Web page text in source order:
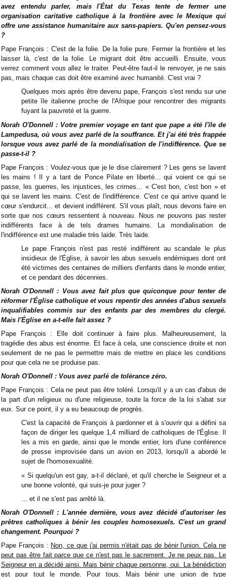
avez entendu parler, mais l'État du Texas tente de fermer une
organisation caritative catholique à la frontière avec le Mexique qui
offre une assistance humanitaire aux sans-papiers. Qu'en pensez-vous
?
Pape François : C'est de la folie. De la folie pure. Fermer la frontière et les
laisser là, c'est de la folie. Le migrant doit être accueilli. Ensuite, vous
verrez comment vous allez le traiter. Peut-être faut-il le renvoyer, je ne sais
pas, mais chaque cas doit être examiné avec humanité. C'est vrai ?
Quelques mois après être devenu pape, François s'est rendu sur une
petite île italienne proche de l'Afrique pour rencontrer des migrants
fuyant la pauvreté et la guerre.
Norah O'Donnell : Votre premier voyage en tant que pape a été l'île de
Lampedusa, où vous avez parlé de la souffrance. Et j'ai été très frappée
lorsque vous avez parlé de la mondialisation de l'indifférence. Que se
passe-t-il ?
Pape François : Voulez-vous que je le dise clairement ? Les gens se lavent
les mains ! Il y a tant de Ponce Pilate en liberté... qui voient ce qui se
passe, les guerres, les injustices, les crimes... « C'est bon, c'est bon » et
qui se lavent les mains. C'est de l'indifférence. C'est ce qui arrive quand le
cœur s'endurcit... et devient indifférent. S'il vous plaît, nous devons faire en
sorte que nos cœurs ressentent à nouveau. Nous ne pouvons pas rester
indifférents face à de tels drames humains. La mondialisation de
l'indifférence est une maladie très laide. Très laide.
Le pape François n'est pas resté indifférent au scandale le plus
insidieux de l'Église, à savoir les abus sexuels endémiques dont ont
été victimes des centaines de milliers d'enfants dans le monde entier,
et ce pendant des décennies.
Norah O'Donnell : Vous avez fait plus que quiconque pour tenter de
réformer l'Église catholique et vous repentir des années d'abus sexuels
inqualifiables commis sur des enfants par des membres du clergé.
Mais l'Église en a-t-elle fait assez ?
Pape François : Elle doit continuer à faire plus. Malheureusement, la
tragédie des abus est énorme. Et face à cela, une conscience droite et non
seulement de ne pas le permettre mais de mettre en place les conditions
pour que cela ne se produise pas.
Norah O'Donnell : Vous avez parlé de tolérance zéro.
Pape François : Cela ne peut pas être toléré. Lorsqu'il y a un cas d'abus de
la part d'un religieux ou d'une religieuse, toute la force de la loi s'abat sur
eux. Sur ce point, il y a eu beaucoup de progrès.
C'est la capacité de François à pardonner et à s'ouvrir qui a défini sa
façon de diriger les quelque 1,4 milliard de catholiques de l'Église. Il
les a mis en garde, ainsi que le monde entier, lors d'une conférence
de presse improvisée dans un avion en 2013, lorsqu'il a abordé le
sujet de l'homosexualité.
« Si quelqu'un est gay, a-t-il déclaré, et qu'il cherche le Seigneur et a
une bonne volonté, qui suis-je pour juger ?
... et il ne s'est pas arrêté là.
Norah O'Donnell : L'année dernière, vous avez décidé d'autoriser les
prêtres catholiques à bénir les couples homosexuels. C'est un grand
changement. Pourquoi ?
Pape François : Non, ce que j'ai permis n'était pas de bénir l'union. Cela ne
peut pas être fait parce que ce n'est pas le sacrement. Je ne peux pas. Le
Seigneur en a décidé ainsi. Mais bénir chaque personne, oui. La bénédiction
est pour tout le monde. Pour tous. Mais bénir une union de type